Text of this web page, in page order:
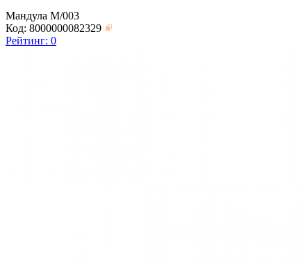
Мандула M/003
Код: 8000000082329
Рейтинг: 0